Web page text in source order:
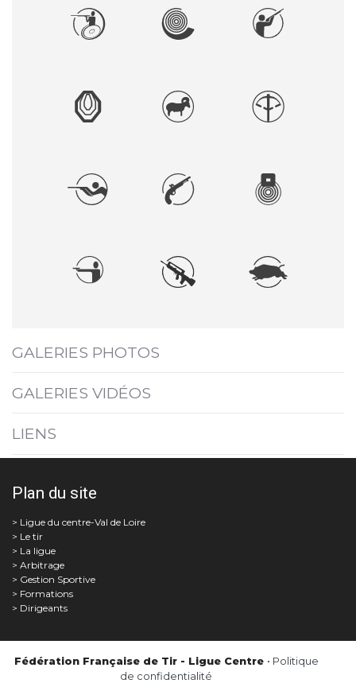
GALERIES PHOTOS
GALERIES VIDÉOS
LIENS
Plan du site
Le tir
La ligue
Arbitrage
Gestion Sportive
Formations
Dirigeants
Fédération Française de Tir - Ligue Centre • Politique
de confidentialité